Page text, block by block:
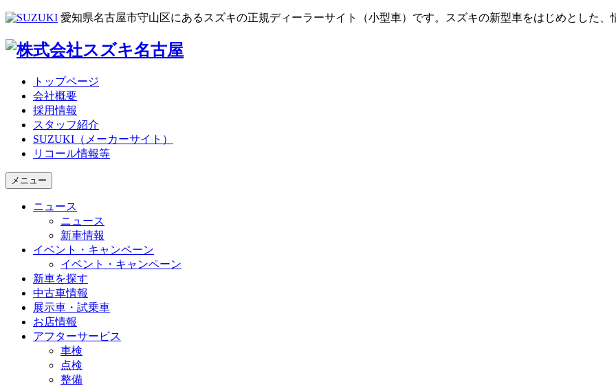
愛知県名古屋市守山区にあるスズキの正規ディーラーサイト（小型車）です。 スズキの新型車をはじめとした、
トップページ
会社概要
採用情報
スタッフ紹介
SUZUKI（メーカーサイト）
リコール情報等
メニュー
ニュース
ニュース
新車情報
イベント・キャンペーン
イベント・キャンペーン
新車を探す
中古車情報
展示車・試乗車
お店情報
アフターサービス
車検
点検
整備